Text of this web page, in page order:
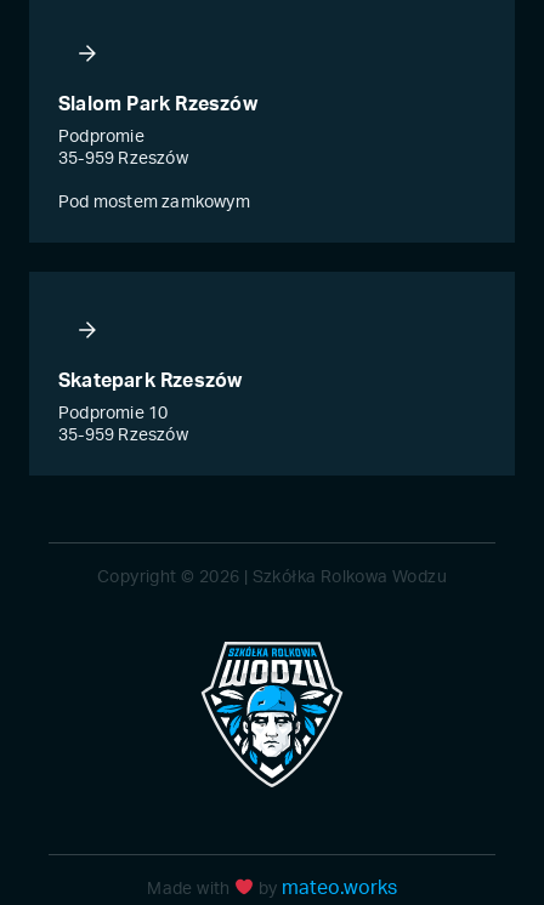
Slalom Park Rzeszów
Podpromie
35-959 Rzeszów
Pod mostem zamkowym
Skatepark Rzeszów
Podpromie 10
35-959 Rzeszów
Copyright © 2026 | Szkółka Rolkowa Wodzu
Made with by mateo.works